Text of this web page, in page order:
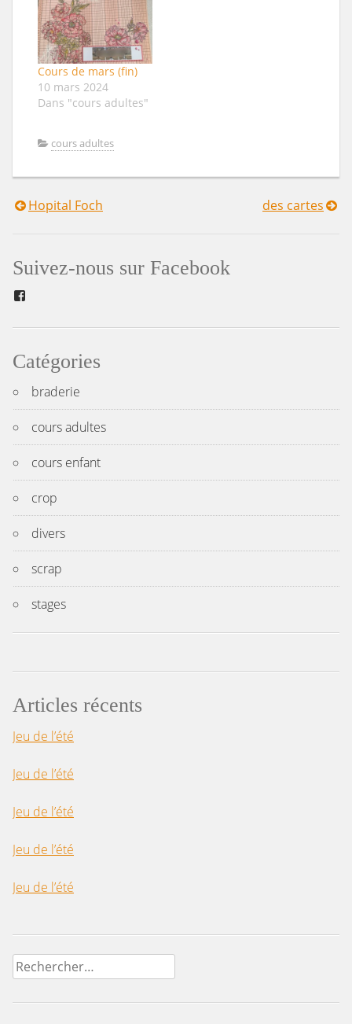
photo 9/9 cm un
ruban de masquage
(disponible à l'atelier)
deux fleurs du fil a
coudre une
étiquette-mot ou un
tampon texte un…
Cours de mars (fin)
10 mars 2024
Dans "cours adultes"
cours adultes
Navigation
l’article
Hopital Foch des cartes
Suivez-nous sur Facebook
Catégories
braderie
cours adultes
cours enfant
crop
divers
scrap
stages
Articles récents
Jeu de l’été
Jeu de l’été
Jeu de l’été
Jeu de l’été
Jeu de l’été
Rechercher :